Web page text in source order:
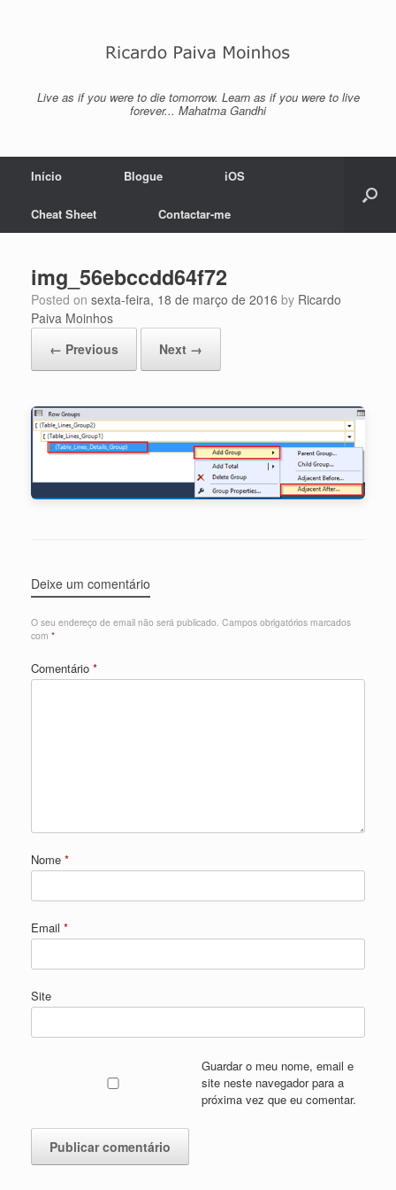
Live as if you were to die tomorrow. Learn as if you were to live
forever... Mahatma Gandhi
Início Blogue iOS
Cheat Sheet Contactar-me
img_56ebccdd64f72
Posted on sexta-feira, 18 de março de 2016 by Ricardo
Paiva Moinhos
← Previous
Next →
Deixe um comentário
O seu endereço de email não será publicado. Campos obrigatórios marcados
com *
Comentário *
Nome *
Email *
Site
Guardar o meu nome, email e
site neste navegador para a
próxima vez que eu comentar.